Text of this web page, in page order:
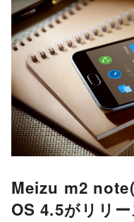
Meizu m2
OS 4.5がリリー